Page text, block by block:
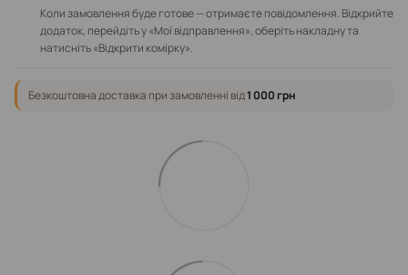
Коли замовлення буде готове — отримаєте повідомлення. Відкрийте
додаток, перейдіть у «Мої відправлення», оберіть накладну та
натисніть «Відкрити комірку».
Безкоштовна доставка при замовленні від1 000 грн